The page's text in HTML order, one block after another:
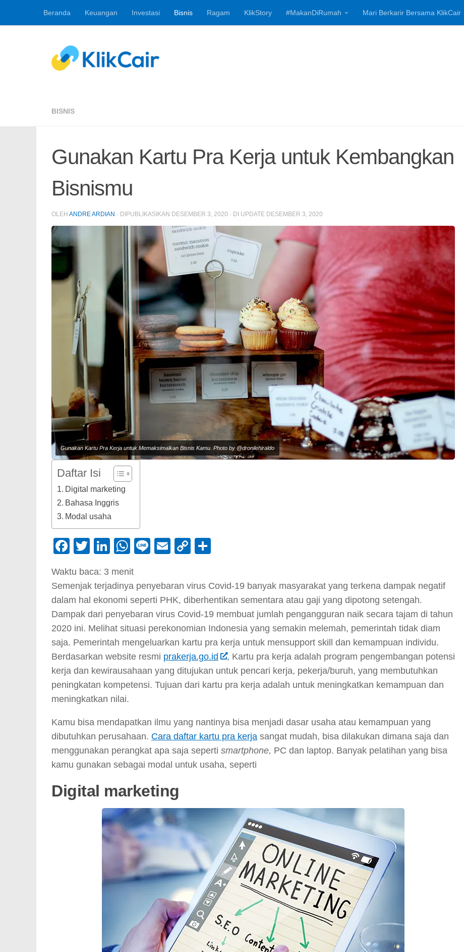
Skip to content
Beranda Keuangan Investasi Bisnis Ragam KlikStory #MakanDiRumah Mari Berkarir Bersama KlikCair
BISNIS
Gunakan Kartu Pra Kerja untuk Kembangkan
Bisnismu
OLEH ANDRE ARDIAN · DIPUBLIKASIKAN DESEMBER 3, 2020 · DI UPDATE DESEMBER 3, 2020
Gunakan Kartu Pra Kerja untuk Memaksimalkan Bisnis Kamu. Photo by @dronilehiraldo
Daftar Isi
Digital marketing
Bahasa Inggris
Modal usaha
Facebook
Twitter
LinkedIn
WhatsApp
LineEmail
Copy
Waktu baca: 3 menit
Semenjak terjadinya penyebaran virus Covid-19 banyak masyarakat yang terkena dampak negatif
dalam hal ekonomi seperti PHK, diberhentikan sementara atau gaji yang dipotong setengah.
Dampak dari penyebaran virus Covid-19 membuat jumlah pengangguran naik secara tajam di tahun
2020 ini. Melihat situasi perekonomian Indonesia yang semakin melemah, pemerintah tidak diam
saja. Pemerintah mengeluarkan kartu pra kerja untuk mensupport skill dan kemampuan individu.
Berdasarkan website resmi prakerja.go.id
, Kartu pra kerja adalah program pengembangan potensi
kerja dan kewirausahaan yang ditujukan untuk pencari kerja, pekerja/buruh, yang membutuhkan
peningkatan kompetensi. Tujuan dari kartu pra kerja adalah untuk meningkatkan kemampuan dan
meningkatkan nilai.
Kamu bisa mendapatkan ilmu yang nantinya bisa menjadi dasar usaha atau kemampuan yang
dibutuhkan perusahaan. Cara daftar kartu pra kerja sangat mudah, bisa dilakukan dimana saja dan
menggunakan perangkat apa saja seperti smartphone, PC dan laptop. Banyak pelatihan yang bisa
kamu gunakan sebagai modal untuk usaha, seperti
Digital marketing